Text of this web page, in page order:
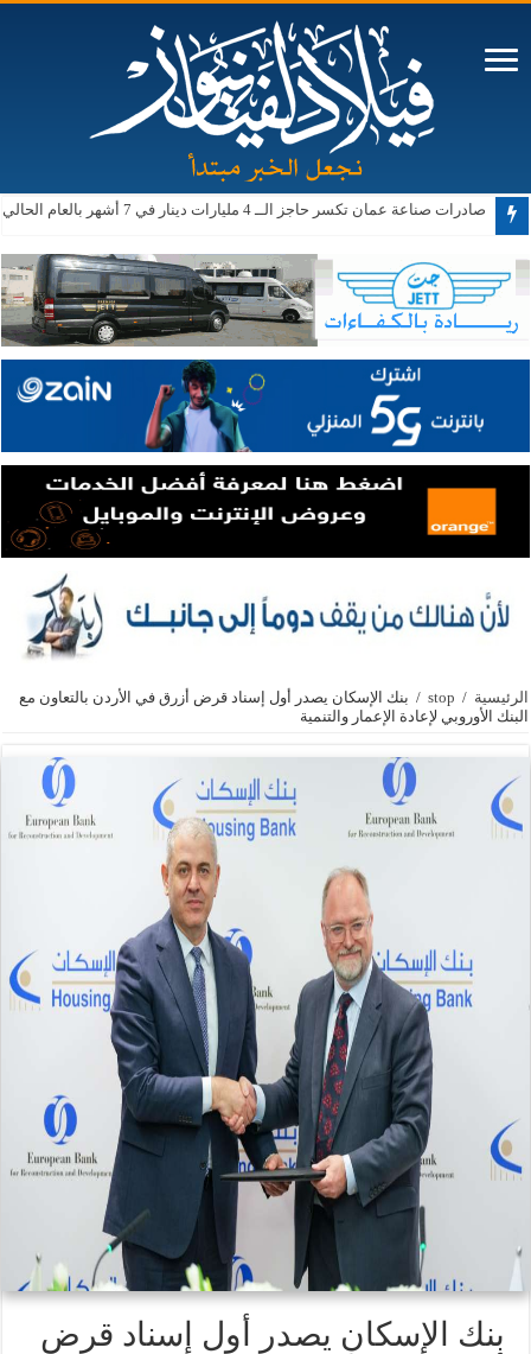
صادرات صناعة عمان تكسر حاجز الــ 4 مليارات دينار في 7 أشهر بالعام الحالي
الرئيسية /
stop
/ بنك الإسكان يصدر أول إسناد قرض أزرق في الأردن بالتعاون مع
البنك الأوروبي لإعادة الإعمار والتنمية
بنك الإسكان يصدر أول إسناد قرض